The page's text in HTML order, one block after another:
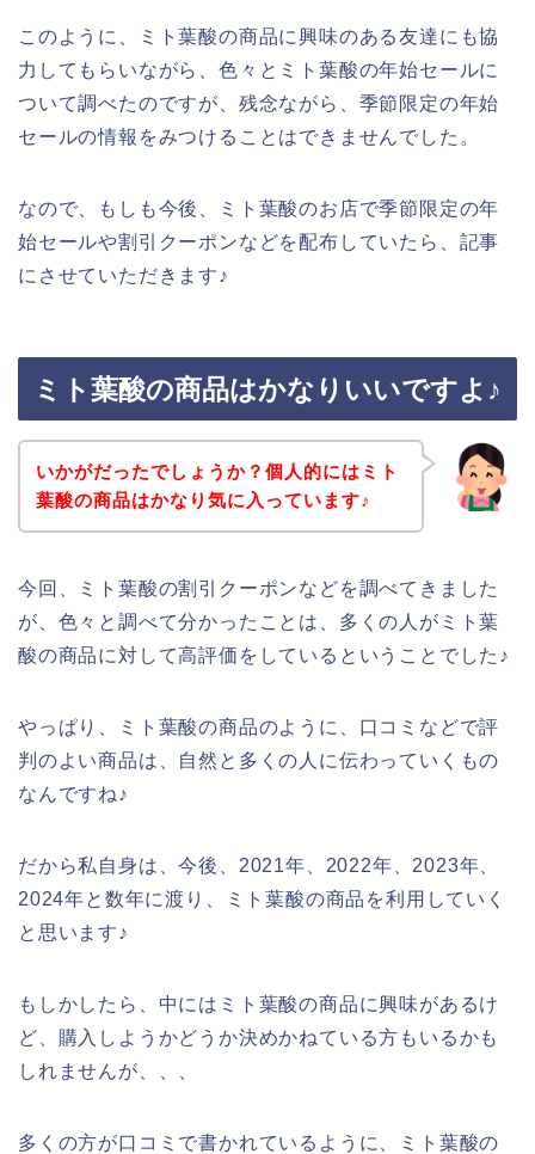
このように、ミト葉酸の商品に興味のある友達にも協
力してもらいながら、色々とミト葉酸の年始セールに
ついて調べたのですが、残念ながら、季節限定の年始
セールの情報をみつけることはできませんでした。
なので、もしも今後、ミト葉酸のお店で季節限定の年
始セールや割引クーポンなどを配布していたら、記事
にさせていただきます♪
ミト葉酸の商品はかなりいいですよ♪
いかがだったでしょうか？個人的にはミト
葉酸の商品はかなり気に入っています♪
今回、ミト葉酸の割引クーポンなどを調べてきました
が、色々と調べて分かったことは、多くの人がミト葉
酸の商品に対して高評価をしているということでした♪
やっぱり、ミト葉酸の商品のように、口コミなどで評
判のよい商品は、自然と多くの人に伝わっていくもの
なんですね♪
だから私自身は、今後、2021年、2022年、2023年、
2024年と数年に渡り、ミト葉酸の商品を利用していく
と思います♪
もしかしたら、中にはミト葉酸の商品に興味があるけ
ど、購入しようかどうか決めかねている方もいるかも
しれませんが、、、
多くの方が口コミで書かれているように、ミト葉酸の